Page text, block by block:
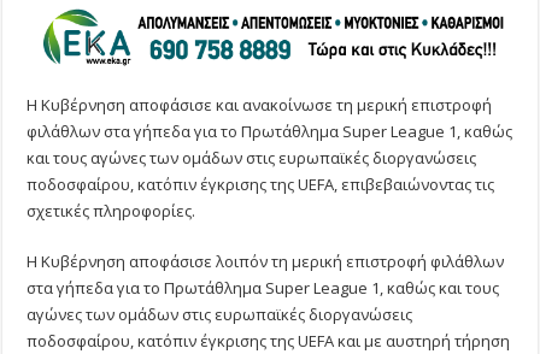
Η Κυβέρνηση αποφάσισε και ανακοίνωσε τη μερική επιστροφή
φιλάθλων στα γήπεδα για το Πρωτάθλημα Super League 1, καθώς
και τους αγώνες των ομάδων στις ευρωπαϊκές διοργανώσεις
ποδοσφαίρου, κατόπιν έγκρισης της UEFA, επιβεβαιώνοντας τις
σχετικές πληροφορίες.
Η Κυβέρνηση αποφάσισε λοιπόν τη μερική επιστροφή φιλάθλων
στα γήπεδα για το Πρωτάθλημα Super League 1, καθώς και τους
αγώνες των ομάδων στις ευρωπαϊκές διοργανώσεις
ποδοσφαίρου, κατόπιν έγκρισης της UEFA και με αυστηρή τήρηση